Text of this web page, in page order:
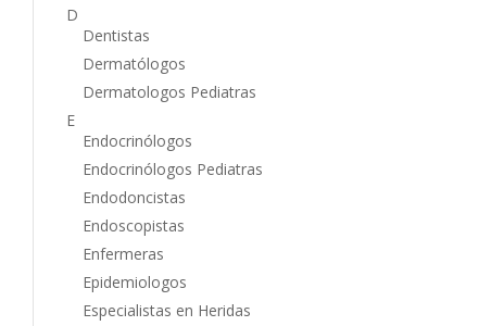
D
Dentistas
Dermatólogos
Dermatologos Pediatras
E
Endocrinólogos
Endocrinólogos Pediatras
Endodoncistas
Endoscopistas
Enfermeras
Epidemiologos
Especialistas en Heridas